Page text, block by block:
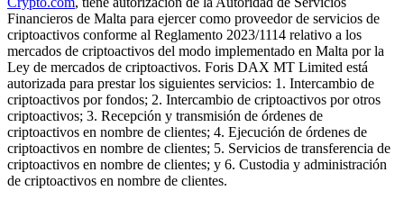
Financieros de Malta para ejercer como proveedor de servicios de
criptoactivos conforme al Reglamento 2023/1114 relativo a los
mercados de criptoactivos del modo implementado en Malta por la
Ley de mercados de criptoactivos. Foris DAX MT Limited está
autorizada para prestar los siguientes servicios: 1. Intercambio de
criptoactivos por fondos; 2. Intercambio de criptoactivos por otros
criptoactivos; 3. Recepción y transmisión de órdenes de
criptoactivos en nombre de clientes; 4. Ejecución de órdenes de
criptoactivos en nombre de clientes; 5. Servicios de transferencia de
criptoactivos en nombre de clientes; y 6. Custodia y administración
de criptoactivos en nombre de clientes.